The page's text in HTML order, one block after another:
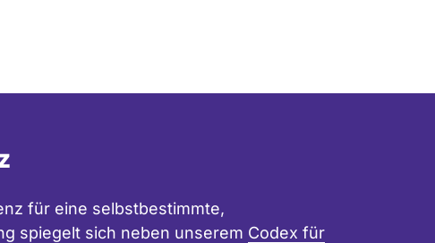
für eine selbstbestimmte,
spiegelt sich neben unserem Codex für